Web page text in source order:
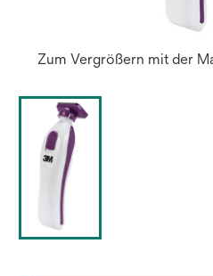
Zum Vergrößern mit der